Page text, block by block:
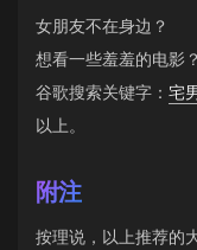
女朋友不在身边？
想看一些羞羞的电影？
谷歌搜索关键字： 宅
以上。
附注
按理说，以上推荐的